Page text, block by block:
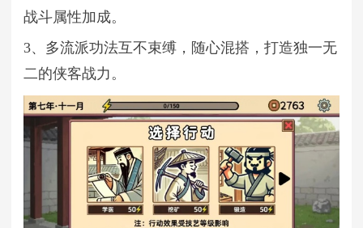
战斗属性加成。
3、多流派功法互不束缚，随心混搭，打造独一无
二的侠客战力。